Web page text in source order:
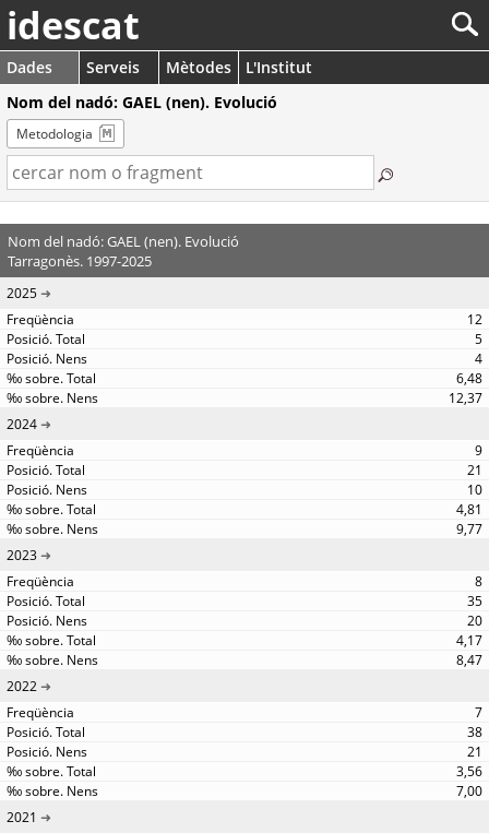
idescat
Dades Serveis Mètodes
L'Institut
Nom del nadó: GAEL (nen). Evolució
Metodologia
Nom del nadó: GAEL (nen). Evolució
Tarragonès. 1997-2025
2025
12
5
4
6,48
12,37
2024
9
21
10
4,81
9,77
2023
8
35
20
4,17
8,47
2022
7
38
21
3,56
7,00
2021